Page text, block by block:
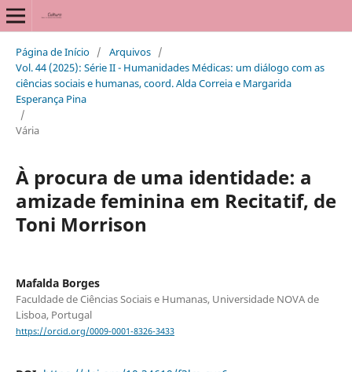
Página de Início / Arquivos /
Vol. 44 (2025): Série II - Humanidades Médicas: um diálogo com as
ciências sociais e humanas, coord. Alda Correia e Margarida
Esperança Pina
/
Vária
À procura de uma identidade: a
amizade feminina em Recitatif, de
Toni Morrison
Mafalda Borges
Faculdade de Ciências Sociais e Humanas, Universidade NOVA de
Lisboa, Portugal
https://orcid.org/0009-0001-8326-3433